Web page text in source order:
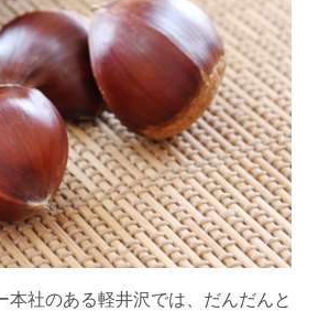
社のある軽井沢では、だんだんと